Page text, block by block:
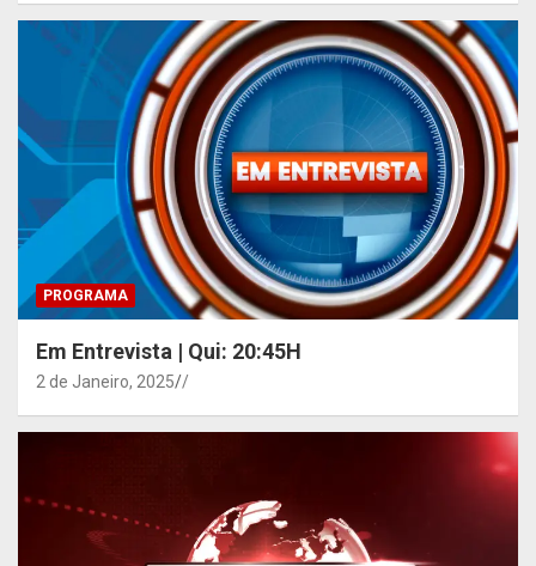
PROGRAMA
Em Entrevista | Qui: 20:45H
2 de Janeiro, 2025 /